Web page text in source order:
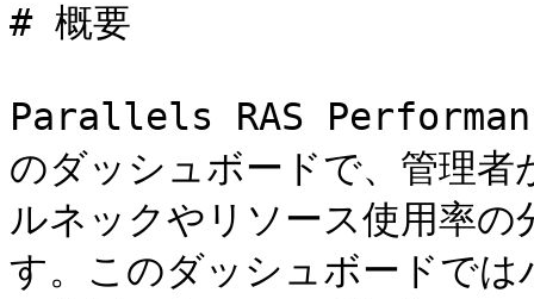
# 概要
Parallels RAS
のダッシュボードで、管理
ルネックやリソース使用率
す。このダッシュボードで